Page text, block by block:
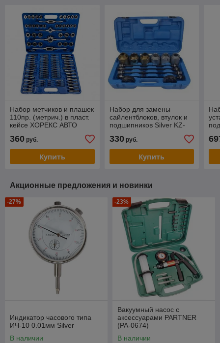
Набор метчиков и плашек
110пр. (метрич.) в пласт.
кейсе ХОРЕКС АВТО
360 руб.
Купить
Набор для замены
сайлентблоков, втулок и
подшипников Silver KZ-
26пр. в кейсе
330руб.
Купить
Акционные предложения и новинки
-27%
Индикатор часового типа
ИЧ-10 0.01мм Silver
В наличии
-23%
Вакуумный насос с
аксессуарами PARTNER
(PA-0674)
В наличии